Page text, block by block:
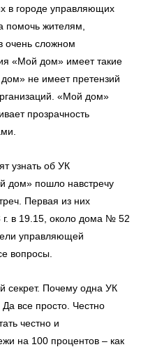
в городе управляющих
помочь жителям,
очень сложном
«Мой дом» имеет такие
не имеет претензий
«Мой дом»
прозрачность
узнать об УК
дом» пошло навстречу
Первая из них
г. в 19.15, около дома № 52
управляющей
вопросы.
секрет. Почему одна УК
Да все просто. Честно
честно и
на 100 процентов – как